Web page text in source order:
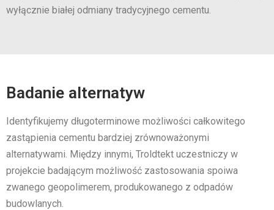
wyłącznie białej odmiany tradycyjnego cementu.
Badanie alternatyw
Identyfikujemy długoterminowe możliwości całkowitego
zastąpienia cementu bardziej zrównoważonymi
alternatywami. Między innymi, Troldtekt uczestniczy w
projekcie badającym możliwość zastosowania spoiwa
zwanego geopolimerem, produkowanego z odpadów
budowlanych.